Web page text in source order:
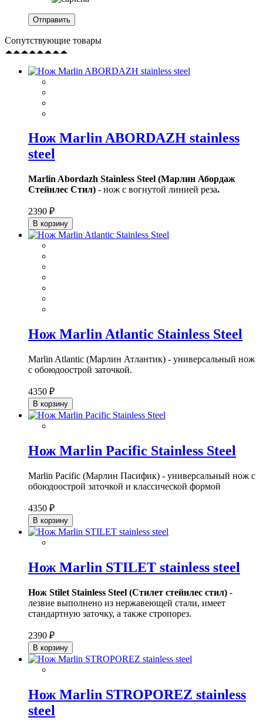
Сопутствующие товары
Нож Marlin ABORDAZH stainless
steel
Marlin Abordazh Stainless Steel (Марлин Абордаж
Стейнлес Стил) - нож с вогнутой линией реза.
2390 ₽
В корзину
Нож Marlin Atlantic Stainless Steel
Marlin Atlantic (Марлин Атлантик) - универсальный нож
с обоюдоострой заточкой.
4350 ₽
В корзину
Нож Marlin Pacific Stainless Steel
Marlin Pacific (Марлин Пасифик) - универсальный нож с
обоюдоострой заточкой и классической формой
4350 ₽
В корзину
Нож Marlin STILET stainless steel
Нож Stilet Stainless Steel (Стилет стейнлес стил) -
лезвие выполнено из нержавеющей стали, имеет
стандартную заточку, а также стропорез.
2390 ₽
В корзину
Нож Marlin STROPOREZ stainless
steel